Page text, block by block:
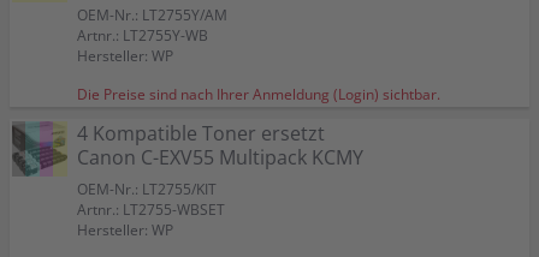
OEM-Nr.: LT2755Y/AM
Artnr.: LT2755Y-WB
Hersteller: WP
Die Preise sind nach Ihrer Anmeldung (Login) sichtbar.
4 Kompatible Toner ersetzt
Canon C-EXV55 Multipack KCMY
OEM-Nr.: LT2755/KIT
Artnr.: LT2755-WBSET
Hersteller: WP